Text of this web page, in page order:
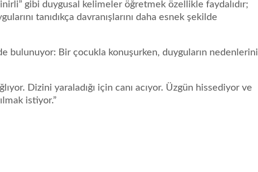
gibi duygusal kelimeler öğretmek özellikle faydalıdır;
tanıdıkça davranışlarını daha esnek şekilde
bulunuyor: Bir çocukla konuşurken, duyguların nedenlerini
Dizini yaraladığı için canı acıyor. Üzgün hissediyor ve
istiyor.”